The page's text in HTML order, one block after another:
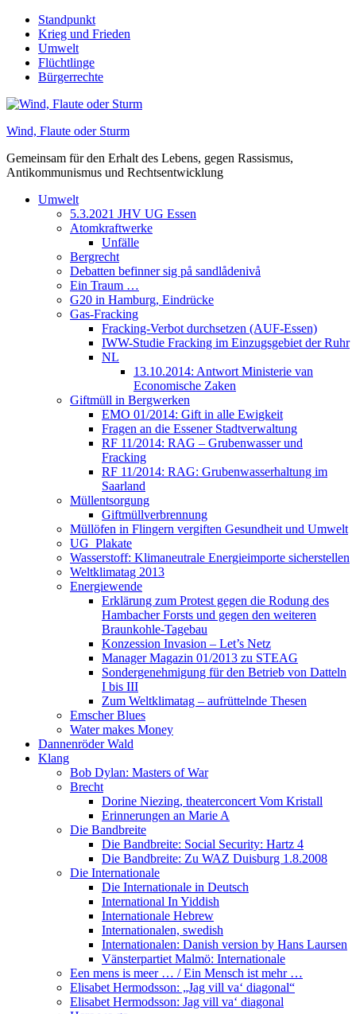
Skip
content
Standpunkt
Krieg und Frieden
Umwelt
Flüchtlinge
Bürgerrechte
Wind, Flaute oder Sturm
Gemeinsam für den Erhalt des Lebens, gegen Rassismus,
Antikommunismus und Rechtsentwicklung
Umwelt
5.3.2021 JHV UG Essen
Atomkraftwerke
Unfälle
Bergrecht
Debatten befinner sig på sandlådenivå
Ein Traum …
G20 in Hamburg, Eindrücke
Gas-Fracking
Fracking-Verbot durchsetzen (AUF-Essen)
IWW-Studie Fracking im Einzugsgebiet der Ruhr
NL
13.10.2014: Antwort Ministerie van
Economische Zaken
Giftmüll in Bergwerken
EMO 01/2014: Gift in alle Ewigkeit
Fragen an die Essener Stadtverwaltung
RF 11/2014: RAG – Grubenwasser und
Fracking
RF 11/2014: RAG: Grubenwasserhaltung im
Saarland
Müllentsorgung
Giftmüllverbrennung
Müllöfen in Flingern vergiften Gesundheit und Umwelt
UG_Plakate
Wasserstoff: Klimaneutrale Energieimporte sicherstellen
Weltklimatag 2013
Energiewende
Erklärung zum Protest gegen die Rodung des
Hambacher Forsts und gegen den weiteren
Braunkohle-Tagebau
Konzession Invasion – Let’s Netz
Manager Magazin 01/2013 zu STEAG
Sondergenehmigung für den Betrieb von Datteln
I bis III
Zum Weltklimatag – aufrüttelnde Thesen
Emscher Blues
Water makes Money
Dannenröder Wald
Klang
Bob Dylan: Masters of War
Brecht
Dorine Niezing, theaterconcert Vom Kristall
Erinnerungen an Marie A
Die Bandbreite
Die Bandbreite: Social Security: Hartz 4
Die Bandbreite: Zu WAZ Duisburg 1.8.2008
Die Internationale
Die Internationale in Deutsch
International In Yiddish
Internationale Hebrew
Internationalen, swedish
Internationalen: Danish version by Hans Laursen
Vänsterpartiet Malmö: Internationale
Een mens is meer … / Ein Mensch ist mehr …
Elisabet Hermodsson: „Jag vill va‘ diagonal“
Elisabet Hermodsson: Jag vill va‘ diagonal